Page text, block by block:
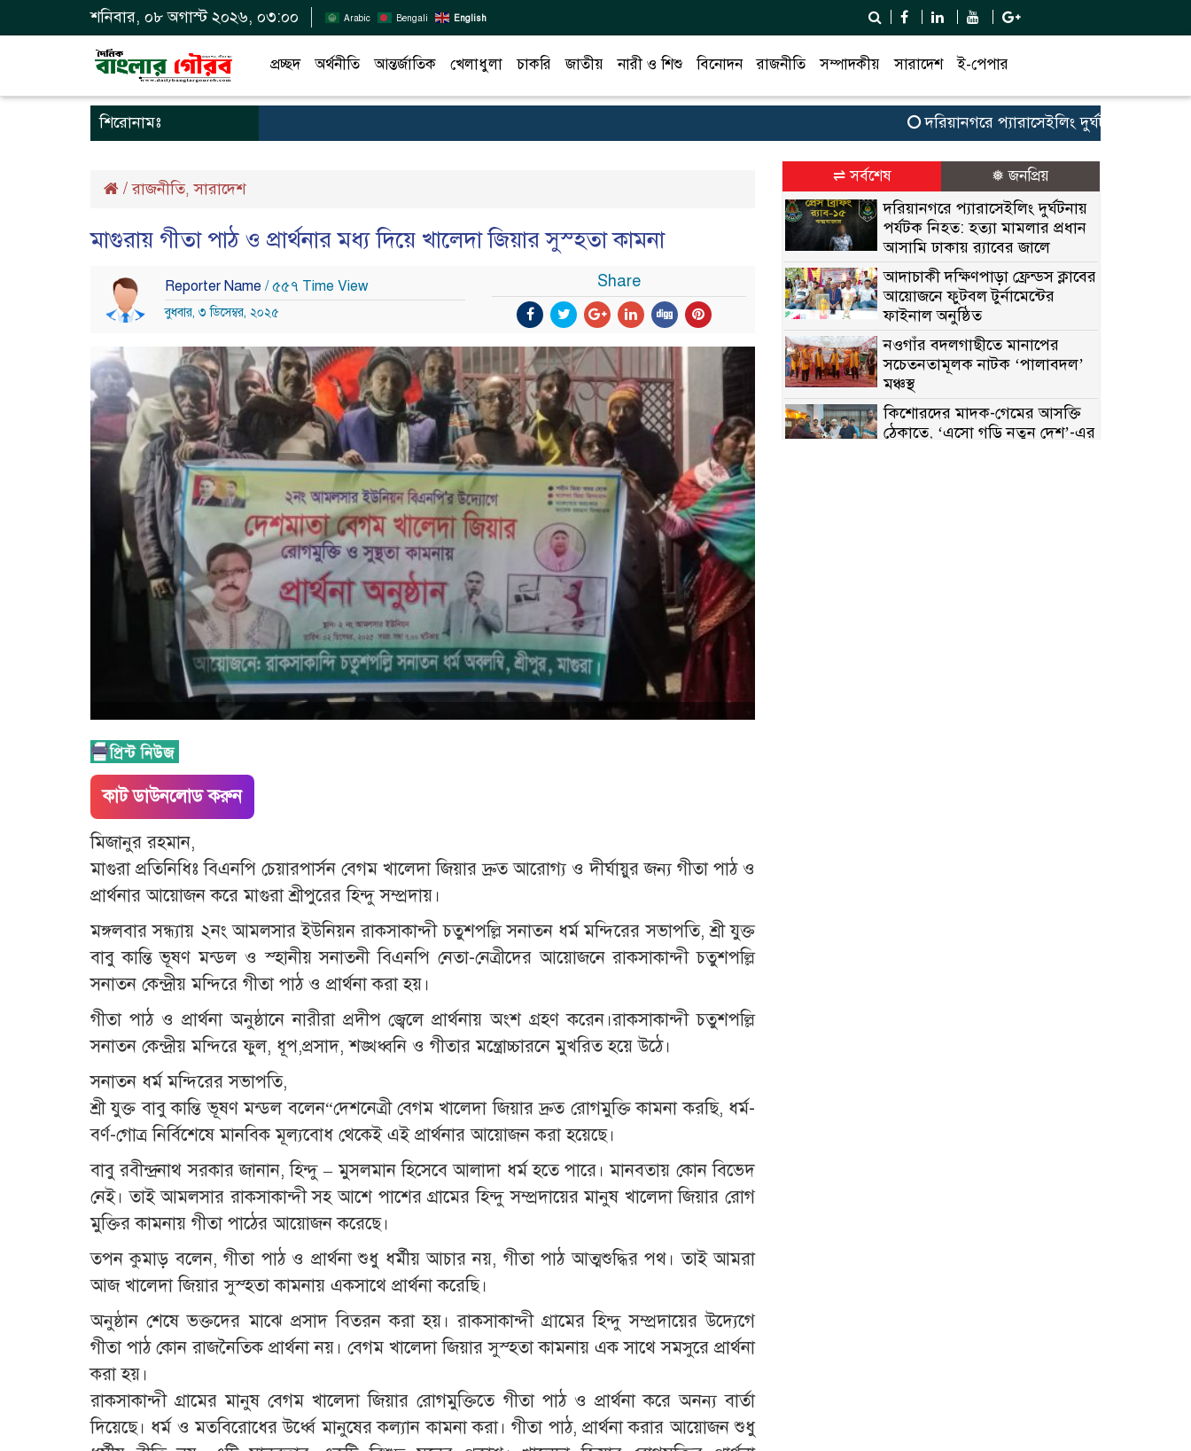
শনিবার, ০৮ অগাস্ট ২০২৬, ০৩:০০ Arabic Bengali English
প্রচ্ছদ অর্থনীতি আন্তর্জাতিক খেলাধুলা চাকরি জাতীয় নারী ও শিশু বিনোদন রাজনীতি সম্পাদকীয় সারাদেশ ই-পেপার
শিরোনামঃ দরিয়ানগরে প্যারাসেইলিং দুর্ঘটনায় পর্যটক
/রাজনীতি,সারাদেশ
মাগুরায় গীতা পাঠ ও প্রার্থনার মধ্য দিয়ে খালেদা জিয়ার সুস্হতা কামনা
Reporter Name / ৫৫৭ Time View
বুধবার, ৩ ডিসেম্বর, ২০২৫
Share
কাট ডাউনলোড করুন
মিজানুর রহমান,
মাগুরা প্রতিনিধিঃ বিএনপি চেয়ারপার্সন বেগম খালেদা জিয়ার দ্রুত আরোগ্য ও দীর্ঘায়ুর জন্য গীতা পাঠ ও
প্রার্থনার আয়োজন করে মাগুরা শ্রীপুরের হিন্দু সম্প্রদায়।
মঙ্গলবার সন্ধ্যায় ২নং আমলসার ইউনিয়ন রাকসাকান্দী চতুশপল্লি সনাতন ধর্ম মন্দিরের সভাপতি, শ্রী যুক্ত
বাবু কান্তি ভূষণ মন্ডল ও স্হানীয় সনাতনী বিএনপি নেতা-নেত্রীদের আয়োজনে রাকসাকান্দী চতুশপল্লি
সনাতন কেন্দ্রীয় মন্দিরে গীতা পাঠ ও প্রার্থনা করা হয়।
গীতা পাঠ ও প্রার্থনা অনুষ্ঠানে নারীরা প্রদীপ জ্বেলে প্রার্থনায় অংশ গ্রহণ করেন।রাকসাকান্দী চতুশপল্লি
সনাতন কেন্দ্রীয় মন্দিরে ফুল, ধূপ,প্রসাদ, শঙ্খধ্বনি ও গীতার মন্ত্রোচ্চারনে মুখরিত হয়ে উঠে।
সনাতন ধর্ম মন্দিরের সভাপতি,
শ্রী যুক্ত বাবু কান্তি ভূষণ মন্ডল বলেন“দেশনেত্রী বেগম খালেদা জিয়ার দ্রুত রোগমুক্তি কামনা করছি, ধর্ম-
বর্ণ-গোত্র নির্বিশেষে মানবিক মূল্যবোধ থেকেই এই প্রার্থনার আয়োজন করা হয়েছে।
বাবু রবীন্দ্রনাথ সরকার জানান, হিন্দু – মুসলমান হিসেবে আলাদা ধর্ম হতে পারে। মানবতায় কোন বিভেদ
নেই। তাই আমলসার রাকসাকান্দী সহ আশে পাশের গ্রামের হিন্দু সম্প্রদায়ের মানুষ খালেদা জিয়ার রোগ
মুক্তির কামনায় গীতা পাঠের আয়োজন করেছে।
তপন কুমাড় বলেন, গীতা পাঠ ও প্রার্থনা শুধু ধর্মীয় আচার নয়, গীতা পাঠ আত্মশুদ্ধির পথ। তাই আমরা
আজ খালেদা জিয়ার সুস্হতা কামনায় একসাথে প্রার্থনা করেছি।
অনুষ্ঠান শেষে ভক্তদের মাঝে প্রসাদ বিতরন করা হয়। রাকসাকান্দী গ্রামের হিন্দু সম্প্রদায়ের উদ্যেগে
গীতা পাঠ কোন রাজনৈতিক প্রার্থনা নয়। বেগম খালেদা জিয়ার সুস্হতা কামনায় এক সাথে সমসুরে প্রার্থনা
করা হয়।
রাকসাকান্দী গ্রামের মানুষ বেগম খালেদা জিয়ার রোগমুক্তিতে গীতা পাঠ ও প্রার্থনা করে অনন্য বার্তা
দিয়েছে। ধর্ম ও মতবিরোধের উর্ধ্বে মানুষের কল্যান কামনা করা। গীতা পাঠ, প্রার্থনা করার আয়োজন শুধু
⇌ সর্বশেষ ❅ জনপ্রিয়
দরিয়ানগরে প্যারাসেইলিং দুর্ঘটনায়
পর্যটক নিহত: হত্যা মামলার প্রধান
আসামি ঢাকায় র‌্যাবের জালে
আদাচাকী দক্ষিণপাড়া ফ্রেন্ডস ক্লাবের
আয়োজনে ফুটবল টুর্নামেন্টের
ফাইনাল অনুষ্ঠিত
নওগাঁর বদলগাছীতে মানাপের
সচেতনতামূলক নাটক ‘পালাবদল’
মঞ্চস্থ
কিশোরদের মাদক-গেমের আসক্তি
ঠেকাতে, ‘এসো গড়ি নতুন দেশ’-এর